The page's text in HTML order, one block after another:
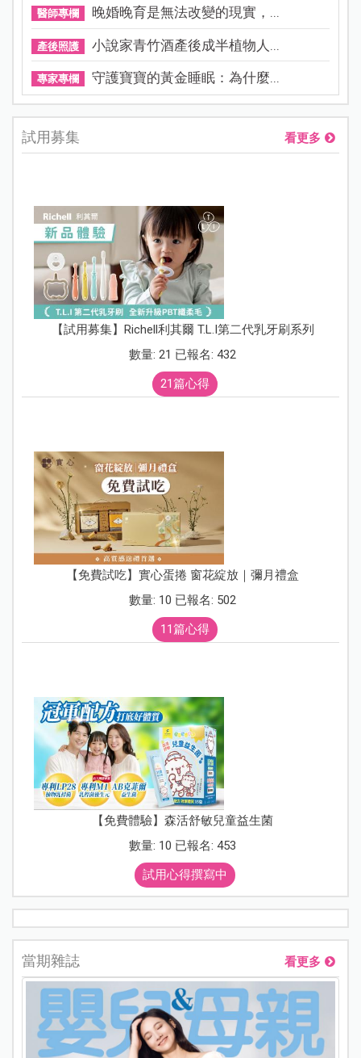
醫師專欄 晚婚晚育是無法改變的現實，...
產後照護 小說家青竹酒產後成半植物人...
專家專欄 守護寶寶的黃金睡眠：為什麼...
試用募集 看更多
【試用募集】Richell利其爾 T.L.I第二代乳牙刷系列
數量: 21 已報名: 432
21篇心得
【免費試吃】實心蛋捲 窗花綻放｜彌月禮盒
數量: 10 已報名: 502
11篇心得
【免費體驗】森活舒敏兒童益生菌
數量: 10 已報名: 453
試用心得撰寫中
當期雜誌 看更多